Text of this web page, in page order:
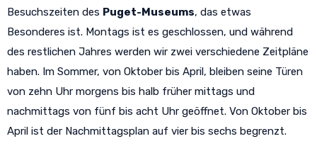
Besuchszeiten des Puget-Museums, das etwas
Besonderes ist. Montags ist es geschlossen, und während
des restlichen Jahres werden wir zwei verschiedene Zeitpläne
haben. Im Sommer, von Oktober bis April, bleiben seine Türen
von zehn Uhr morgens bis halb früher mittags und
nachmittags von fünf bis acht Uhr geöffnet. Von Oktober bis
April ist der Nachmittagsplan auf vier bis sechs begrenzt.